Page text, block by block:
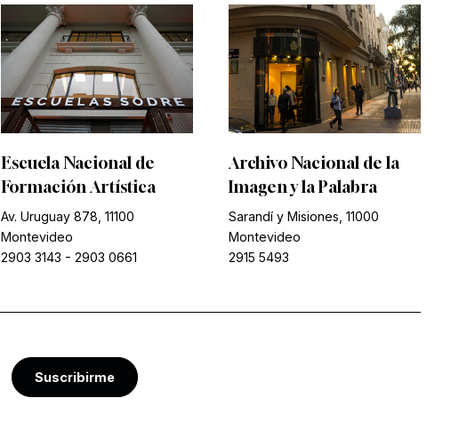
Escuela Nacional de
Formación Artística
Av. Uruguay 878, 11100
Montevideo
2903 3143 - 2903 0661
Archivo Nacional de la
Imagen y la Palabra
Sarandí y Misiones, 11000
Montevideo
2915 5493
Suscribirme